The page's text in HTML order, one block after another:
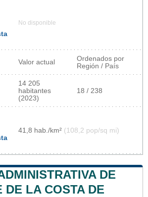
No disponible
Valor actual
Ordenados por
Región / País
14 205
habitantes
(2023)
18 / 238
41,8 hab./km² (108,2 pop/sq mi)
DE
DE LA COSTA DE